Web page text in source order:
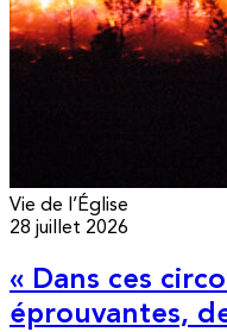
Vie de l’Église
28 juillet 2026
« Dans ces
éprouvantes,